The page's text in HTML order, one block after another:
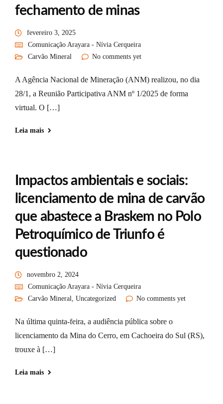
fechamento de minas
fevereiro 3, 2025
Comunicação Arayara - Nívia Cerqueira
Carvão Mineral
No comments yet
A Agência Nacional de Mineração (ANM) realizou, no dia
28/1, a Reunião Participativa ANM nº 1/2025 de forma
virtual. O […]
Leia mais
Impactos ambientais e sociais:
licenciamento de mina de carvão
que abastece a Braskem no Polo
Petroquímico de Triunfo é
questionado
novembro 2, 2024
Comunicação Arayara - Nívia Cerqueira
Carvão Mineral, Uncategorized No comments yet
Na última quinta-feira, a audiência pública sobre o
licenciamento da Mina do Cerro, em Cachoeira do Sul (RS),
trouxe à […]
Leia mais